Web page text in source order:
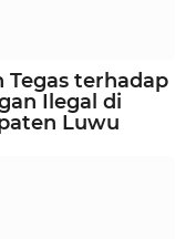
Tegas terhadap
Ilegal di
Luwu